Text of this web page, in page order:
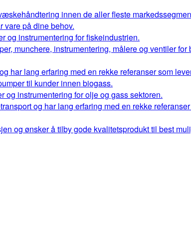
innen de aller fleste
vare på dine behov.
og instrumentering for fiskeindustrien.
munchere, instrumentering, målere og ventiler
har lang erfaring med en rekke referanser som
til kunder innen biogass.
og instrumentering for olje og gass sektoren.
og har lang erfaring med en rekke
og ønsker å tilby gode kvalitetsprodukt til best